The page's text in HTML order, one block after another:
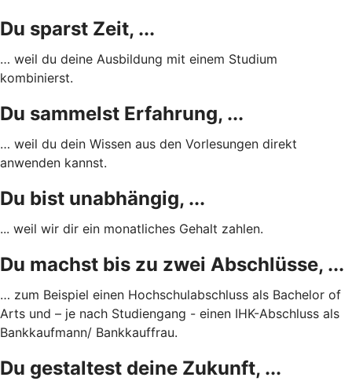
Du sparst Zeit, ...
… weil du deine Ausbildung mit einem Studium
kombinierst.
Du sammelst Erfahrung, ...
… weil du dein Wissen aus den Vorlesungen direkt
anwenden kannst.
Du bist unabhängig, ...
... weil wir dir ein monatliches Gehalt zahlen.
Du machst bis zu zwei Abschlüsse, ...
… zum Beispiel einen Hochschulabschluss als Bachelor of
Arts und – je nach Studiengang - einen IHK-Abschluss als
Bankkaufmann/ Bankkauffrau.
Du gestaltest deine Zukunft, ...